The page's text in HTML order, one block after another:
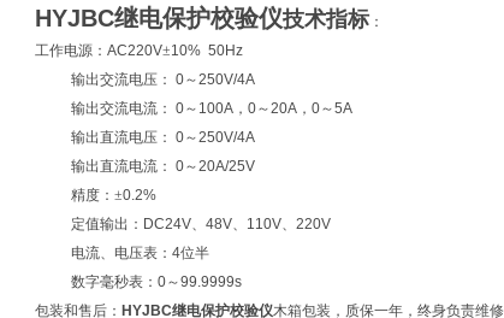
HYJBC继电保护校验仪技术指标 ：
工作电源： AC220V±10% 50Hz
输出交流电压： 0～250V/4A
输出交流电流： 0～ 100A ， 0～20A ， 0～5A
输出直流电压： 0～250V/4A
输出直流电流： 0～20A/25V
精度：±0.2%
定值输出： DC24V、 48V、 110V、 220V
电流、电压表： 4位半
数字毫秒表： 0～99.9999s
包装和售后： HYJBC继电保护校验仪木箱包装，质保一年，终身负责维修